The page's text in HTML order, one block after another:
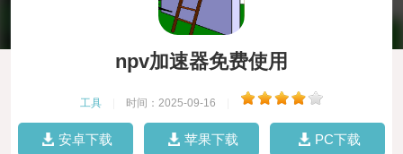
npv加速器免费使用
工具 时间：2025-09-16
安卓下载 苹果下载 PC下载